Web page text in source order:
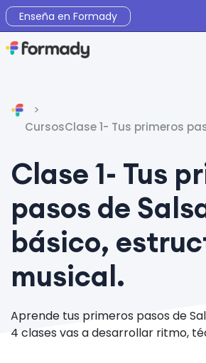
Enseña en Formady
Inicio
CursosClase 1- Tus primeros
Clase 1- Tus
pasos de
básico,
musical.
Aprende tus primeros pasos de
4 clases vas a desarrollar ritmo,